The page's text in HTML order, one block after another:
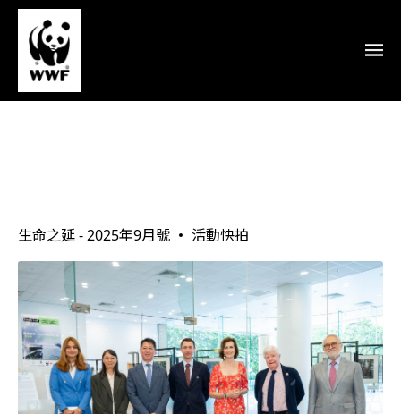
綠
色
守
護
者
：
當
皇
室
願
景
與
環
境
領
導
結
合
生命之延 - 2025年9月號 活動快拍